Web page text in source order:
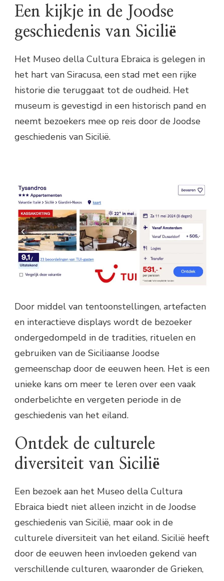
Een kijkje in de Joodse
geschiedenis van Sicilië
Het Museo della Cultura Ebraica is gelegen in
het hart van Siracusa, een stad met een rijke
historie die teruggaat tot de oudheid. Het
museum is gevestigd in een historisch pand en
neemt bezoekers mee op reis door de Joodse
geschiedenis van Sicilië.
Door middel van tentoonstellingen, artefacten
en interactieve displays wordt de bezoeker
ondergedompeld in de tradities, rituelen en
gebruiken van de Siciliaanse Joodse
gemeenschap door de eeuwen heen. Het is een
unieke kans om meer te leren over een vaak
onderbelichte en vergeten periode in de
geschiedenis van het eiland.
Ontdek de culturele
diversiteit van Sicilië
Een bezoek aan het Museo della Cultura
Ebraica biedt niet alleen inzicht in de Joodse
geschiedenis van Sicilië, maar ook in de
culturele diversiteit van het eiland. Sicilië heeft
door de eeuwen heen invloeden gekend van
verschillende culturen, waaronder de Grieken,